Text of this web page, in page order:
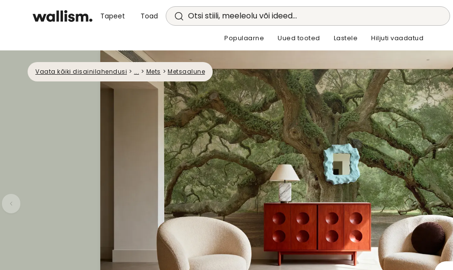
Tapeet Toad Otsi stiili, meeleolu või ideed...
Populaarne Uued tooted Lastele Hiljuti vaadatud
Vaata kõiki disainilahendusi > ... > Mets > Metsaalune